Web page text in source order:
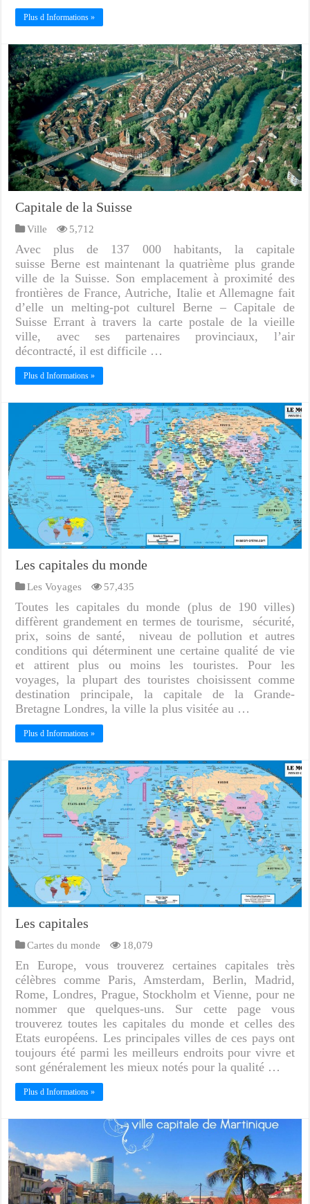
Plus d Informations »
Capitale de la Suisse
Ville 5,712
Avec plus de 137 000 habitants, la capitale
suisse Berne est maintenant la quatrième plus grande
ville de la Suisse. Son emplacement à proximité des
frontières de France, Autriche, Italie et Allemagne fait
d’elle un melting-pot culturel Berne – Capitale de
Suisse Errant à travers la carte postale de la vieille
ville, avec ses partenaires provinciaux, l’air
décontracté, il est difficile …
Plus d Informations »
Les capitales du monde
Les Voyages 57,435
Toutes les capitales du monde (plus de 190 villes)
diffèrent grandement en termes de tourisme, sécurité,
prix, soins de santé, niveau de pollution et autres
conditions qui déterminent une certaine qualité de vie
et attirent plus ou moins les touristes. Pour les
voyages, la plupart des touristes choisissent comme
destination principale, la capitale de la Grande-
Bretagne Londres, la ville la plus visitée au …
Plus d Informations »
Les capitales
Cartes du monde 18,079
En Europe, vous trouverez certaines capitales très
célèbres comme Paris, Amsterdam, Berlin, Madrid,
Rome, Londres, Prague, Stockholm et Vienne, pour ne
nommer que quelques-uns. Sur cette page vous
trouverez toutes les capitales du monde et celles des
Etats européens. Les principales villes de ces pays ont
toujours été parmi les meilleurs endroits pour vivre et
sont généralement les mieux notés pour la qualité …
Plus d Informations »